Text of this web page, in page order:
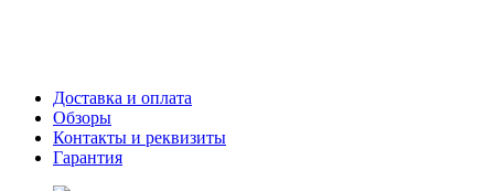
Доставка и оплата
Обзоры
Контакты и реквизиты
Гарантия